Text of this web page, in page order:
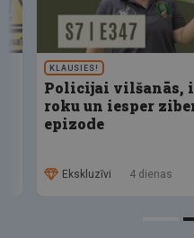
KLAUSIES!
Policijai vilšanās,
roku un iesper
epizode
Ekskluzīvi 4 dienas